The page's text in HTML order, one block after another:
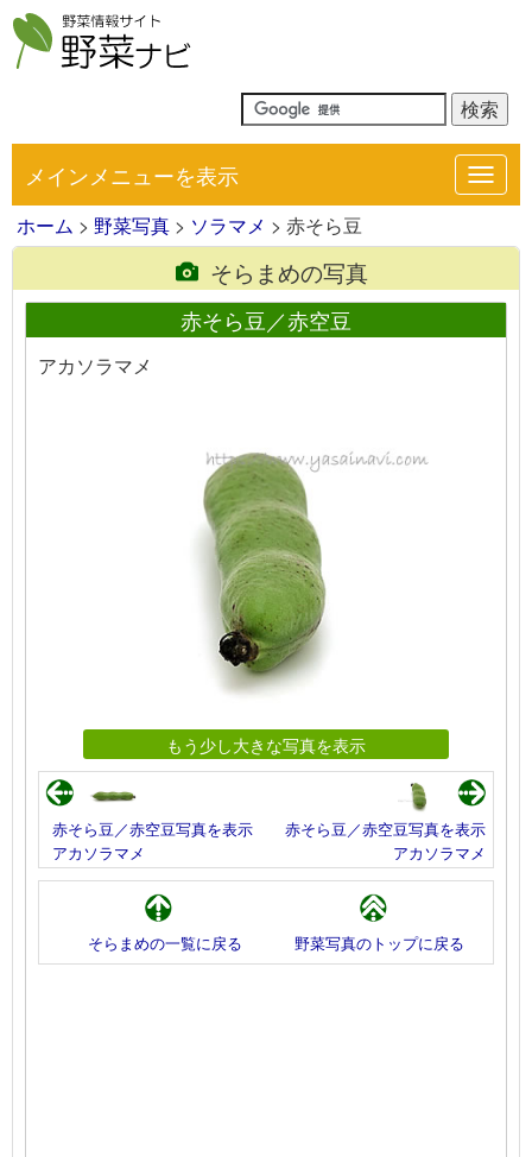
メインメニューを表示
ホーム > 野菜写真 > ソラマメ > 赤そら豆
そらまめの写真
赤そら豆／赤空豆
アカソラマメ
もう少し大きな写真を表示
赤そら豆／赤空豆写真を表示
アカソラマメ
赤そら豆／赤空豆写真を表示
アカソラマメ
そらまめの一覧に戻る 野菜写真のトップに戻る